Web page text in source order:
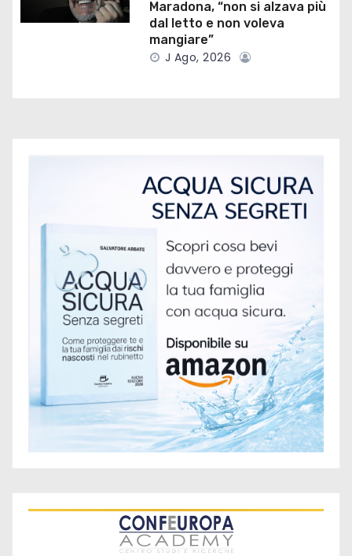
Maradona, “non si alzava più
dal letto e non voleva
mangiare”
J Ago, 2026